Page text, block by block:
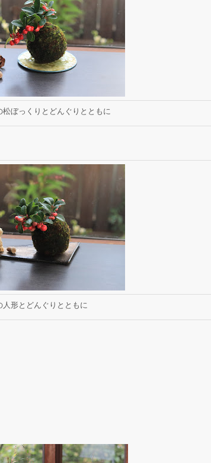
松ぼっくりとどんぐりとともに
人形とどんぐりとともに